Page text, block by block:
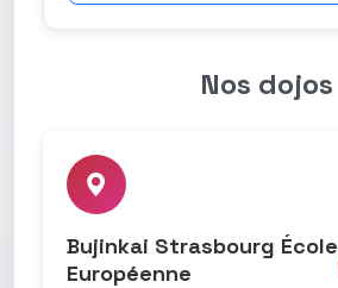
Nos dojos
Bujinkai Strasbourg École
Européenne